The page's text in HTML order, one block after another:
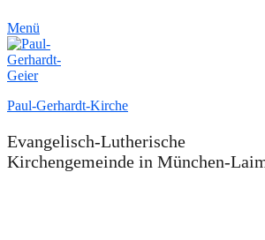
Menü
Paul-Gerhardt-Kirche
Evangelisch-Lutherische
Kirchengemeinde in München-